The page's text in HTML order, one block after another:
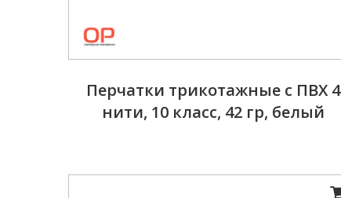
Перчатки трикотажные с ПВХ 4
нити, 10 класс, 42 гр, белый